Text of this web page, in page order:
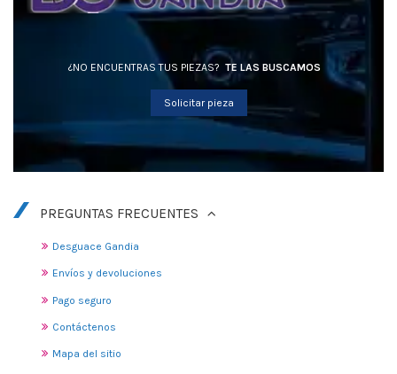
¿NO ENCUENTRAS TUS PIEZAS? TE LAS BUSCAMOS
Solicitar pieza
PREGUNTAS FRECUENTES
Desguace Gandia
Envíos y devoluciones
Pago seguro
Contáctenos
Mapa del sitio